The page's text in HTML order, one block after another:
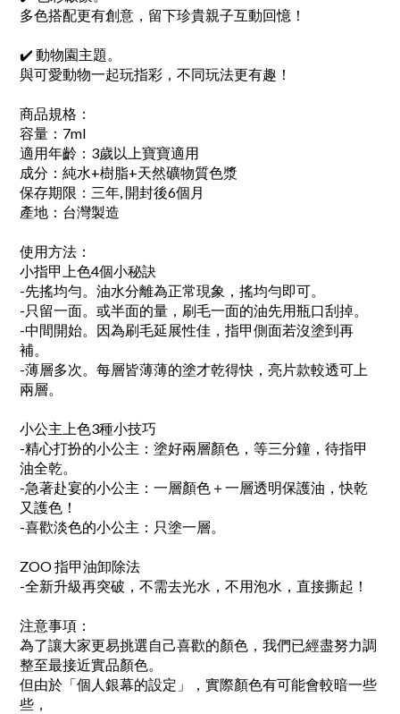
多色搭配更有創意，留下珍貴親子互動回憶！
✔️ 動物園主題。
與可愛動物一起玩指彩，不同玩法更有趣！
商品規格：
容量：7ml
適用年齡：3歲以上寶寶適用
成分：純水+樹脂+天然礦物質色漿
保存期限：三年, 開封後6個月
產地：台灣製造
使用方法：
小指甲上色4個小秘訣
-先搖均勻。油水分離為正常現象，搖均勻即可。
-只留一面。或半面的量，刷毛一面的油先用瓶口刮掉。
-中間開始。因為刷毛延展性佳，指甲側面若沒塗到再
補。
-薄層多次。每層皆薄薄的塗才乾得快，亮片款較透可上
兩層。
小公主上色3種小技巧
-精心打扮的小公主：塗好兩層顏色，等三分鐘，待指甲
油全乾。
-急著赴宴的小公主：一層顏色＋一層透明保護油，快乾
又護色！
-喜歡淡色的小公主：只塗一層。
ZOO 指甲油卸除法
-全新升級再突破，不需去光水，不用泡水，直接撕起！
注意事項：
為了讓大家更易挑選自己喜歡的顏色，我們已經盡努力調
整至最接近實品顏色。
但由於「個人銀幕的設定」，實際顏色有可能會較暗一些
些，